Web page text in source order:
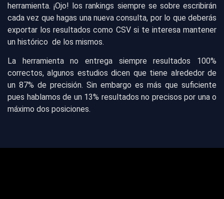
herramienta. ¡Ojo! los rankings siempre se sobre escribirán
cada vez que hagas una nueva consulta, por lo que deberás
exportar los resultados como CSV si te interesa mantener
un histórico de los mismos.
La herramienta no entrega siempre resultados 100%
correctos, algunos estudios dicen que tiene alrededor de
un 87% de precisión. Sin embargo es más que suficiente
pues hablamos de un 13% resultados no precisos por una o
máximo dos posiciones.